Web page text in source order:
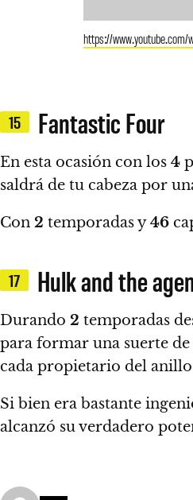
https://
15 Fantastic Four
En esta ocasión con los 4
saldrá de tu cabeza por
Con 2 temporadas y46
17 Hulk and the
Durando 2 temporadas
para formar una suerte
cada propietario del
Si bien era bastante
alcanzó su verdadero